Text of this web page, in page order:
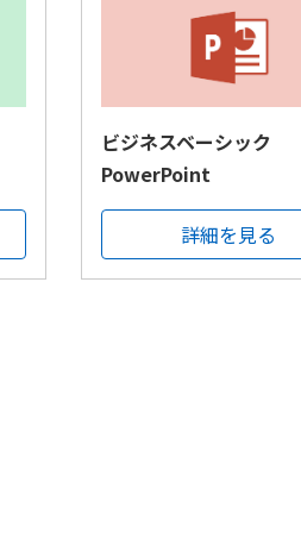
ビジネスベーシック
PowerPoint
詳細を見る